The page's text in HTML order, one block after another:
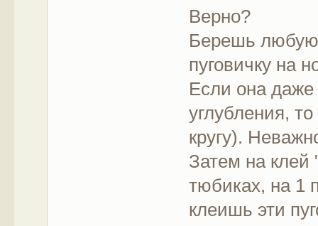
Верно?
Берешь
пуговичку на
Если она
углубления,
кругу).
Затем на клей
тюбиках, на 1
клеишь эти